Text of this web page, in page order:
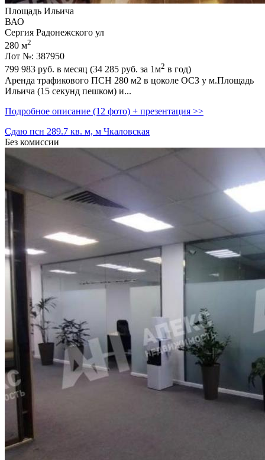
Площадь Ильича
ВАО
Сергия Радонежского ул
280 м2
Лот №: 387950
799 983 руб. в месяц (34 285 руб. за 1м2 в год)
Аренда трафикового ПСН 280 м2 в цоколе ОСЗ у м.Площадь
Ильича (15 секунд пешком) и...
Подробное описание (12 фото) + презентация >>
Сдаю псн 289.7 кв. м, м Чкаловская
Без комиссии